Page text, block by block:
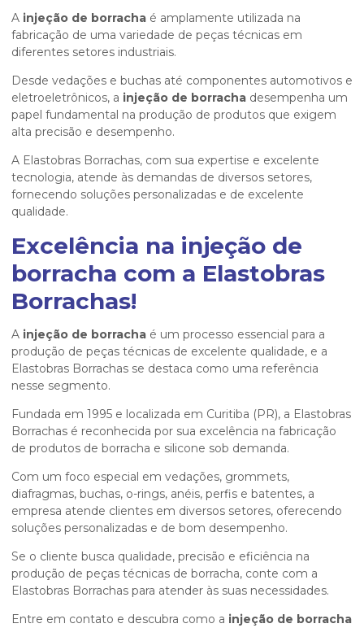
A injeção de borracha é amplamente utilizada na
fabricação de uma variedade de peças técnicas em
diferentes setores industriais.
Desde vedações e buchas até componentes automotivos e
eletroeletrônicos, a injeção de borracha desempenha um
papel fundamental na produção de produtos que exigem
alta precisão e desempenho.
A Elastobras Borrachas, com sua expertise e excelente
tecnologia, atende às demandas de diversos setores,
fornecendo soluções personalizadas e de excelente
qualidade.
Excelência na injeção de
borracha com a Elastobras
Borrachas!
A injeção de borracha é um processo essencial para a
produção de peças técnicas de excelente qualidade, e a
Elastobras Borrachas se destaca como uma referência
nesse segmento.
Fundada em 1995 e localizada em Curitiba (PR), a Elastobras
Borrachas é reconhecida por sua excelência na fabricação
de produtos de borracha e silicone sob demanda.
Com um foco especial em vedações, grommets,
diafragmas, buchas, o-rings, anéis, perfis e batentes, a
empresa atende clientes em diversos setores, oferecendo
soluções personalizadas e de bom desempenho.
Se o cliente busca qualidade, precisão e eficiência na
produção de peças técnicas de borracha, conte com a
Elastobras Borrachas para atender às suas necessidades.
Entre em contato e descubra como a injeção de borracha